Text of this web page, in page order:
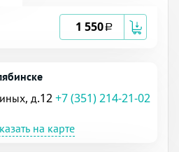
1 550a
д.12+7 (351) 214-21-02
на карте